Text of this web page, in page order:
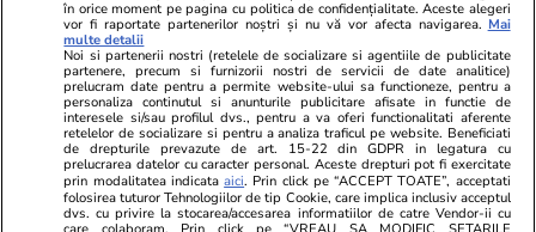
că Adrian Veștea va fi propus
premier
Politică 19:35
Florin Manole spune în ce
în orice moment pe pagina cu politica de confidențialitate. Aceste alegeri
vor fi raportate partenerilor noștri și nu vă vor afecta navigarea. Mai
multe detalii
Noi si partenerii nostri (retelele de socializare si agentiile de publicitate
partenere, precum si furnizorii nostri de servicii de date analitice)
prelucram date pentru a permite website-ului sa functioneze, pentru a
personaliza continutul si anunturile publicitare afisate in functie de
interesele si/sau profilul dvs., pentru a va oferi functionalitati aferente
retelelor de socializare si pentru a analiza traficul pe website. Beneficiati
de drepturile prevazute de art. 15-22 din GDPR in legatura cu
prelucrarea datelor cu caracter personal. Aceste drepturi pot fi exercitate
prin modalitatea indicataaici. Prin click pe “ACCEPT TOATE”, acceptati
folosirea tuturor Tehnologiilor de tip Cookie, care implica inclusiv acceptul
dvs. cu privire la stocarea/accesarea informatiilor de catre Vendor-ii cu